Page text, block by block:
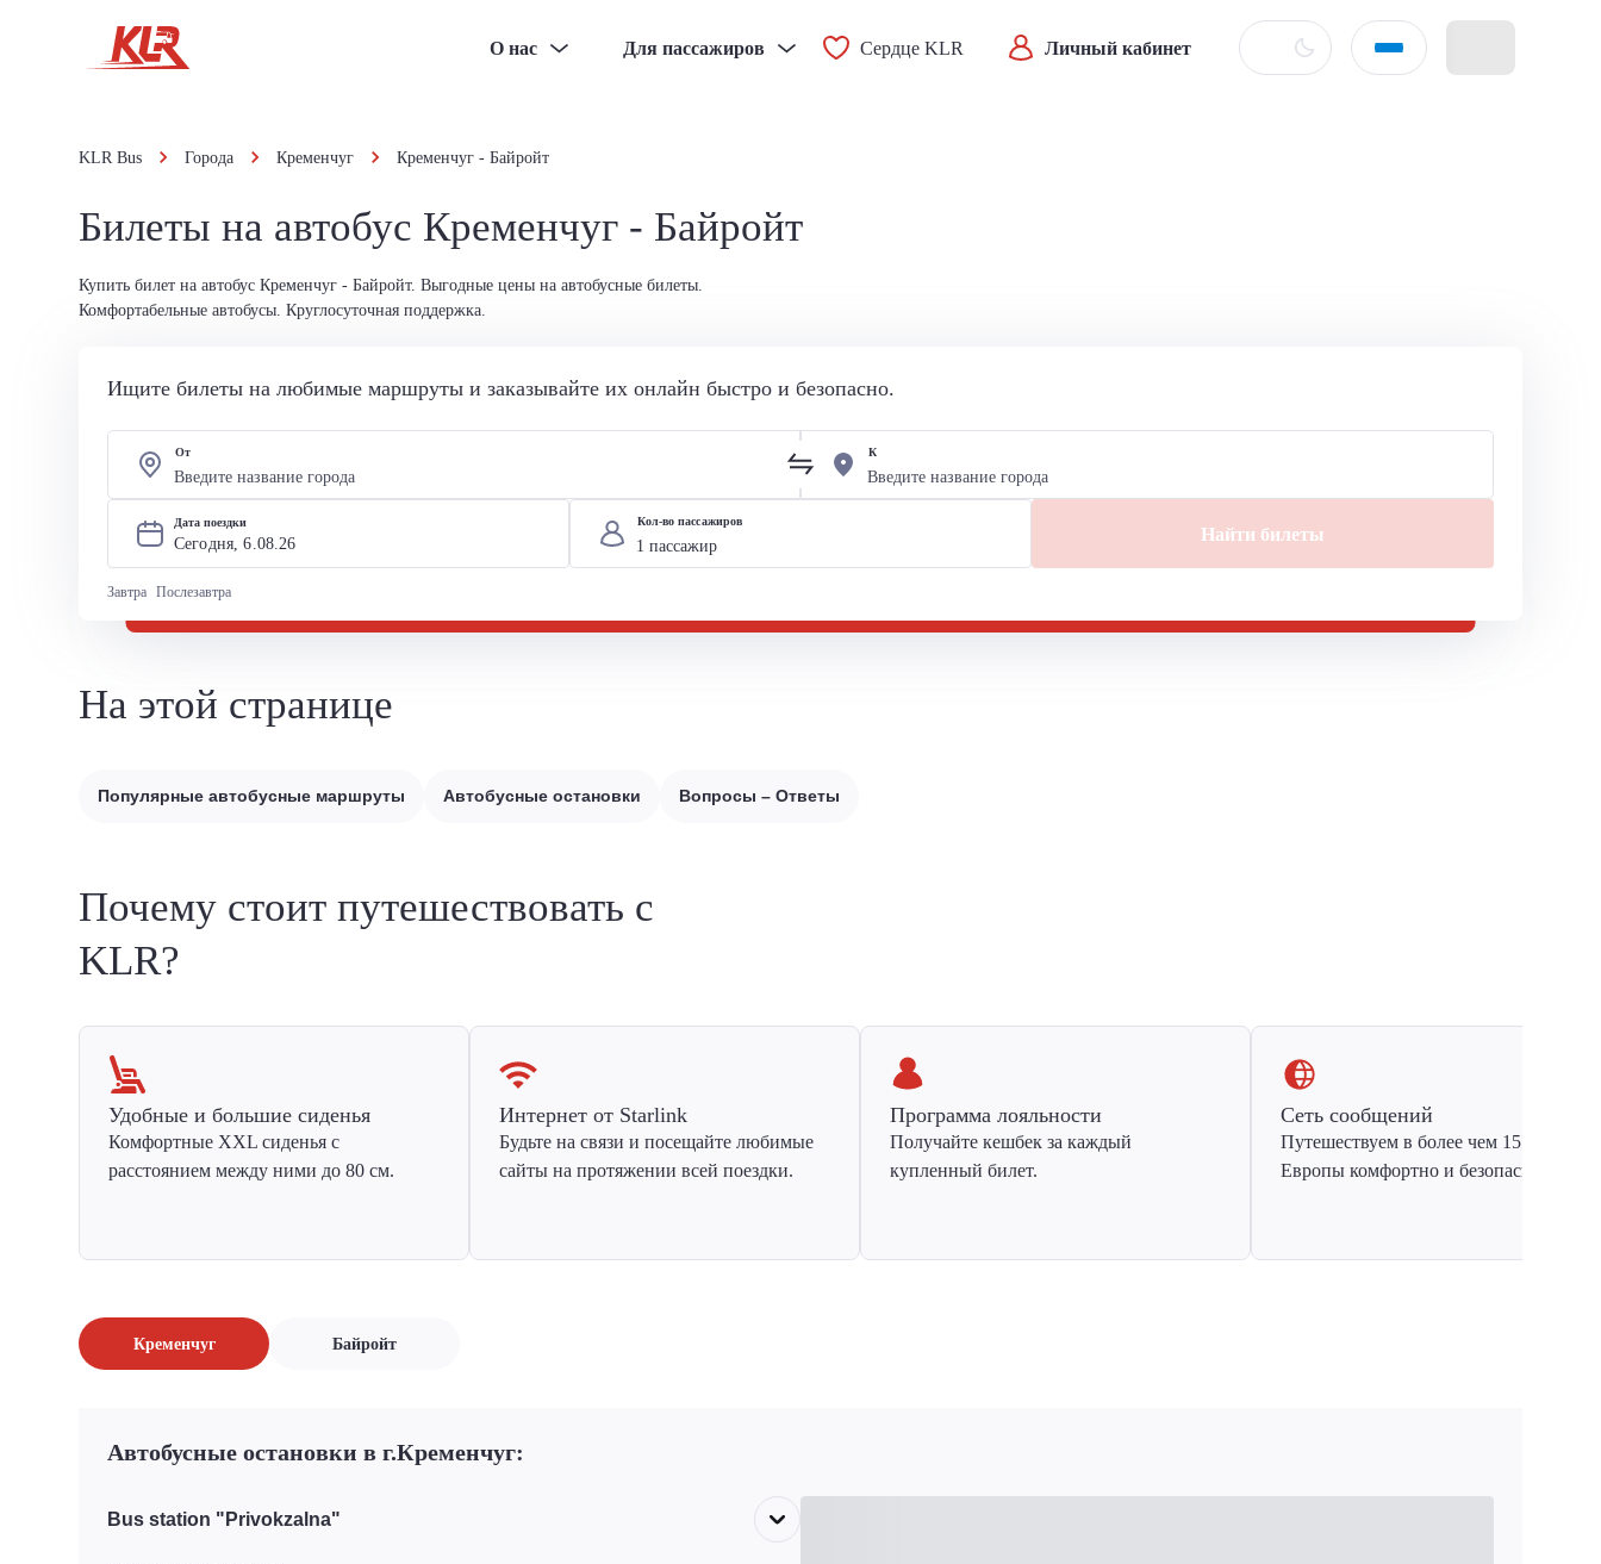
О нас Для пассажиров Сердце KLR Личный кабинет
KLR Bus Города Кременчуг Кременчуг - Байройт
Билеты на автобус Кременчуг - Байройт
Купить билет на автобус Кременчуг - Байройт. Выгодные цены на автобусные билеты.
Комфортабельные автобусы. Круглосуточная поддержка.
Ищите билеты на любимые маршруты и заказывайте их онлайн быстро и безопасно.
От К
Дата поездки
Сегодня, 6.08.26
Завтра Послезавтра
Кол-во пассажиров
Найти билеты
На этой странице
Популярные автобусные маршруты Автобусные остановки Вопросы – Ответы
Почему стоит путешествовать с
KLR?
Удобные и большие сиденья
Комфортные XXL сиденья с
расстоянием между ними до 80 см.
Интернет от Starlink
Будьте на связи и посещайте любимые
сайты на протяжении всей поездки.
Программа лояльности
Получайте кешбек за каждый
купленный билет.
Сеть сообщений
Путешествуем в более чем 15 стран
Европы комфортно и безопасно.
Кременчуг Байройт
Автобусные остановки в г.Кременчуг:
Bus station "Privokzalna"